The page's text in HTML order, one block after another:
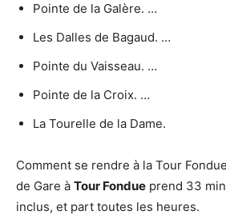
Pointe de la Galère. …
Les Dalles de Bagaud. …
Pointe du Vaisseau. …
Pointe de la Croix. …
La Tourelle de la Dame.
Comment se rendre à la Tour
de Gare à Tour Fondue prend 33
inclus, et part toutes les heures.